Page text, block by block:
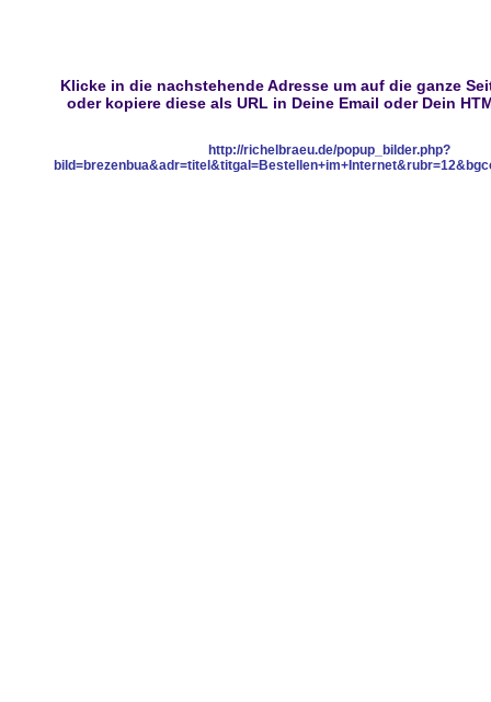
Klicke in die nachstehende Adresse um auf die ganze
oder kopiere diese als URL in Deine Email oder Dein
http://richelbraeu.de/popup_bilder.php?